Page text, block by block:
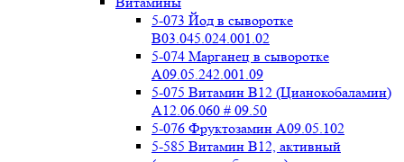
5-073 Йод в сыворотке
B03.045.024.001.02
5-074 Марганец в сыворотке
A09.05.242.001.09
5-075 Витамин В12 (Цианокобаламин)
A12.06.060 # 09.50
5-076 Фруктозамин A09.05.102
5-585 Витамин B12, активный